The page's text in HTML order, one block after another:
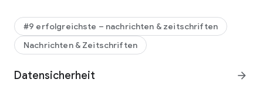
Streamen Sie jetzt unbegrenzt Inhalte, darunter globale
Nachrichten rund um die Uhr, tägliche Sendungen von
renommierten Journalisten, preisgekrönte Serien und Filme
#9 erfolgreichste – nachrichten & zeitschriften
Nachrichten & Zeitschriften
Datensicherheit arrow_forward